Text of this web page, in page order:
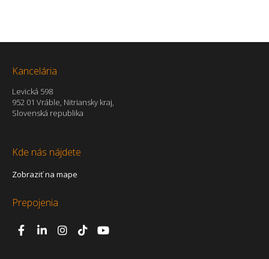
Kancelária
Levická 598
952 01 Vráble, Nitriansky kraj,
Slovenská republika
Kde nás nájdete
Zobraziť na mape
Prepojenia